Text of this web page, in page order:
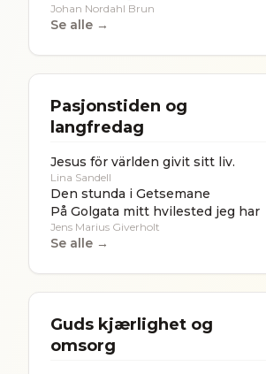
Johan Nordahl Brun
Se alle →
Pasjonstiden og
langfredag
Jesus för världen givit sitt liv.
Lina Sandell
Den stunda i Getsemane
På Golgata mitt hvilested jeg har
Jens Marius Giverholt
Se alle →
Guds kjærlighet og
omsorg